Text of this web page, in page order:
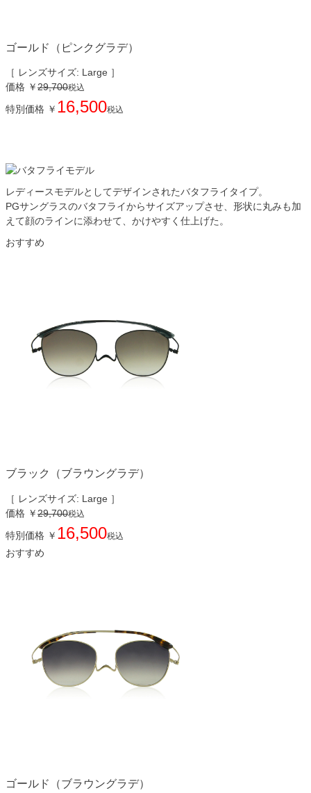
ゴールド（ピンクグラデ）
［ レンズサイズ: Large ］
価格 ￥29,700税込
特別価格 ￥ 16,500税込
レディースモデルとしてデザインされたバタフライタイプ。
PGサングラスのバタフライからサイズアップさせ、形状に丸みも加
えて顔のラインに添わせて、かけやすく仕上げた。
おすすめ
ブラック（ブラウングラデ）
［ レンズサイズ: Large ］
価格 ￥29,700税込
特別価格 ￥ 16,500税込
おすすめ
ゴールド（ブラウングラデ）